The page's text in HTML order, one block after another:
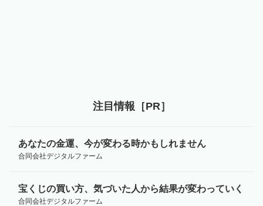
注目情報［PR］
あなたの金運、今が変わる時かもしれません
合同会社デジタルファーム
宝くじの買い方、気づいた人から結果が変わっていく
合同会社デジタルファーム